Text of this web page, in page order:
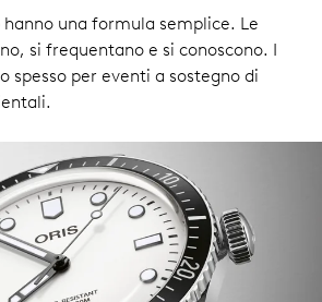
hanno una formula semplice. Le
si frequentano e si conoscono. I
spesso per eventi a sostegno di